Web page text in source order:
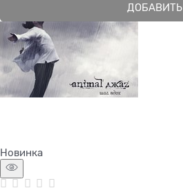
ДОБАВИТЬ
Новинка